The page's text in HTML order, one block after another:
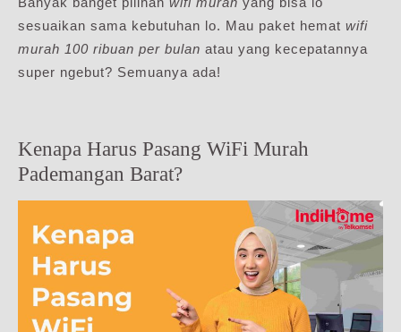
sesuaikan sama kebutuhan lo. Mau paket hemat wifi
murah 100 ribuan per bulan atau yang kecepatannya
super ngebut? Semuanya ada!
Kenapa Harus Pasang WiFi Murah
Pademangan Barat?